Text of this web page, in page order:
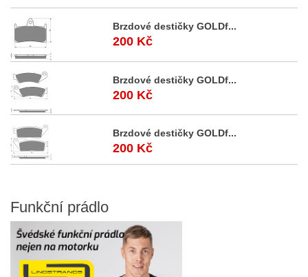
Brzdové destičky GOLDf...
200 Kč
Brzdové destičky GOLDf...
200 Kč
Brzdové destičky GOLDf...
200 Kč
Funkční prádlo